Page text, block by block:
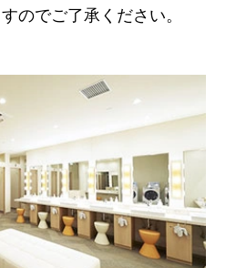
のでご了承ください。